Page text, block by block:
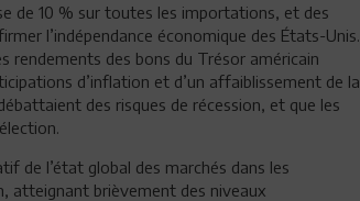
de 10 % sur toutes les importations, et des
l’indépendance économique des États-Unis.
rendements des bons du Trésor américain
d’inflation et d’un affaiblissement de la
des risques de récession, et que les
de l’état global des marchés dans les
atteignant brièvement des niveaux